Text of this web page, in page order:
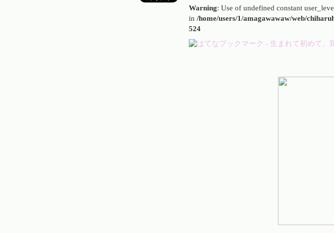
Warning: Use of undefined constant
in /home/users/1/amagawawaw/web/
524